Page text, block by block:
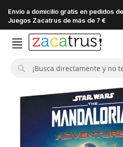
Envío a domicilio gratis en pedidos
Juegos Zacatrus de más de 7 €